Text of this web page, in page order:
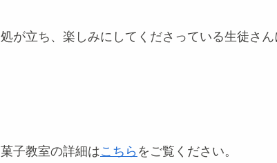
が立ち、楽しみにしてくださっている生徒さん
子教室の詳細はこちら をご覧ください。